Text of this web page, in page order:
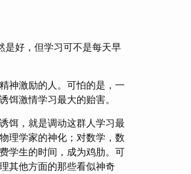
是好，但学习可不是每天早
神激励的人。可怕的是，一
激情学习最大的贻害。
饵，就是调动这群人学习最
理学家的神化；对数学，数
学生的时间，成为鸡肋。可
其他方面的那些看似神奇